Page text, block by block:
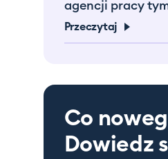
agencji pracy
Przeczytaj
Co
Dowiedz